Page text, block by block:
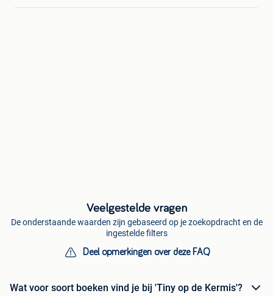
Veelgestelde vragen
De onderstaande waarden zijn gebaseerd op je zoekopdracht en de
ingestelde filters
Deel opmerkingen over deze FAQ
Wat voor soort boeken vind je bij 'Tiny op de Kermis'?